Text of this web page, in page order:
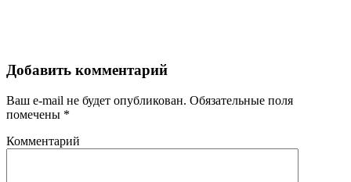
Добавить комментарий
Ваш e-mail не будет опубликован. Обязательные поля
помечены *
Комментарий